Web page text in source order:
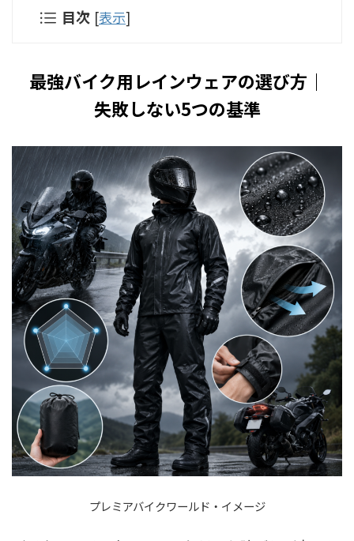
目次 [表示]
最強バイク用レインウェアの選び方｜
失敗しない5つの基準
プレミアバイクワールド・イメージ